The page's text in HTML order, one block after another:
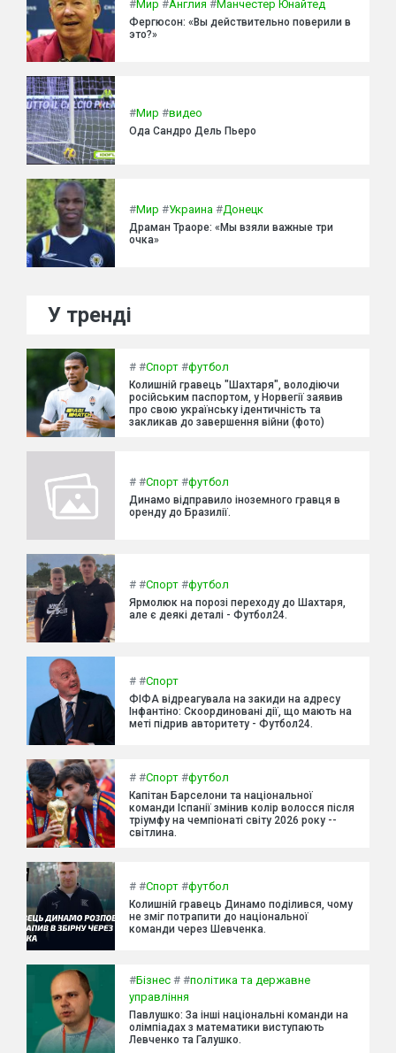
#Мир #Англия #Манчестер Юнайтед
Фергюсон: «Вы действительно поверили в
это?»
#Мир #видео
Ода Сандро Дель Пьеро
#Мир #Украина #Донецк
Драман Траоре: «Мы взяли важные три
очка»
У тренді
# #Спорт #футбол
Колишній гравець "Шахтаря", володіючи
російським паспортом, у Норвегії заявив
про свою українську ідентичність та
закликав до завершення війни (фото)
# #Спорт #футбол
Динамо відправило іноземного гравця в
оренду до Бразилії.
# #Спорт #футбол
Ярмолюк на порозі переходу до Шахтаря,
але є деякі деталі - Футбол24.
# #Спорт
ФІФА відреагувала на закиди на адресу
Інфантіно: Скоординовані дії, що мають на
меті підрив авторитету - Футбол24.
# #Спорт #футбол
Капітан Барселони та національної
команди Іспанії змінив колір волосся після
тріумфу на чемпіонаті світу 2026 року --
світлина.
# #Спорт #футбол
Колишній гравець Динамо поділився, чому
не зміг потрапити до національної
команди через Шевченка.
#Бізнес # #політика та державне
управління
Павлушко: За інші національні команди на
олімпіадах з математики виступають
Левченко та Галушко.